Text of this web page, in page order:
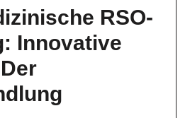
RSO-
Innovative